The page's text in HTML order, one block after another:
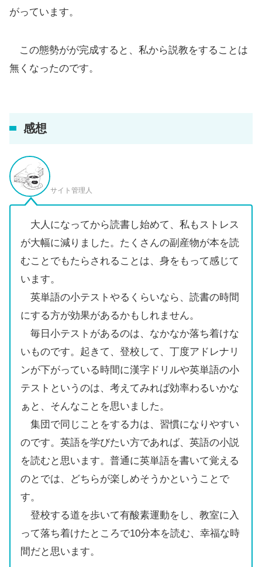
がっています。
この態勢がが完成すると、私から説教をすることは
無くなったのです。
感想
サイト管理人
大人になってから読書し始めて、私もストレス
が大幅に減りました。たくさんの副産物が本を読
むことでもたらされることは、身をもって感じて
います。
英単語の小テストやるくらいなら、読書の時間
にする方が効果があるかもしれません。
毎日小テストがあるのは、なかなか落ち着けな
いものです。起きて、登校して、丁度アドレナリ
ンが下がっている時間に漢字ドリルや英単語の小
テストというのは、考えてみれば効率わるいかな
ぁと、そんなことを思いました。
集団で同じことをする力は、習慣になりやすい
のです。英語を学びたい方であれば、英語の小説
を読むと思います。普通に英単語を書いて覚える
のとでは、どちらが楽しめそうかということで
す。
登校する道を歩いて有酸素運動をし、教室に入
って落ち着けたところで10分本を読む、幸福な時
間だと思います。